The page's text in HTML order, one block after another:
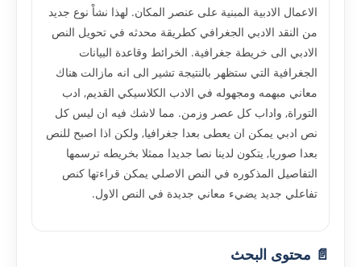
الاعمال الادبية المبنية على عنصر المكان. لهذا نشاْ نوع جديد
من النقد الادبي الجغرافي كطريقة محدثه في تحويل النص
الادبي الى خريطة جغرافية. الخرائط وقاعدة البيانات
الجغرافية التي ستظهر بالنتيجة تشير الى انه مازالت هناك
معاني مبهمه ومجهوله في الادب الكلاسيكي القديم, ادب
التوراة, واداب كل عصر وزمن. مما لاشك فيه ان ليس كل
نص ادبي يمكن ان يعطى بعدا جغرافيا, ولكن اذا اصبح للنص
بعدا صوريا, يتكون لدينا نصا جديدا ممثلا بخريطه ترسمها
التفاصيل المذكوره في النص الاصلي يمكن قراءتها كنص
تفاعلي جديد يضيء معاني جديدة في النص الاول.
📄 محتوى البحث